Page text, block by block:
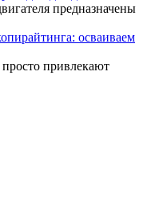
предназначены
осваиваем
привлекают